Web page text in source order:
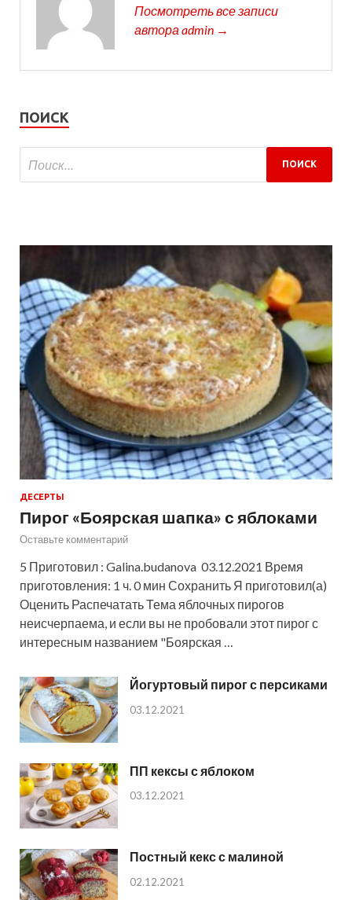
Посмотреть все записи
автора admin →
ПОИСК
ДЕСЕРТЫ
Пирог «Боярская шапка» с яблоками
Оставьте комментарий
5 Приготовил : Galina.budanova 03.12.2021 Время
приготовления: 1 ч. 0 мин Сохранить Я приготовил(а)
Оценить Распечатать Тема яблочных пирогов
неисчерпаема, и если вы не пробовали этот пирог с
интересным названием "Боярская …
Йогуртовый пирог с персиками
03.12.2021
ПП кексы с яблоком
03.12.2021
Постный кекс с малиной
02.12.2021